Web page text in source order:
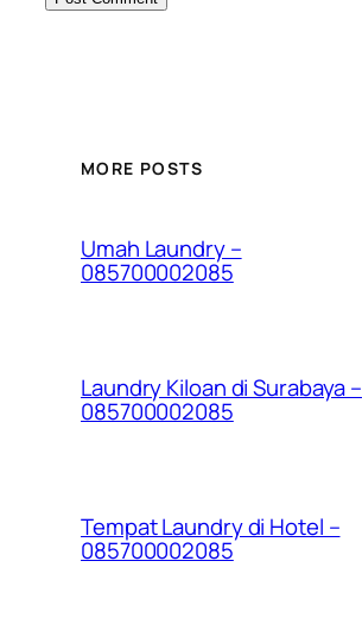
MORE POSTS
Umah Laundry –
085700002085
Laundry Kiloan di Surabaya –
085700002085
Tempat Laundry di Hotel –
085700002085